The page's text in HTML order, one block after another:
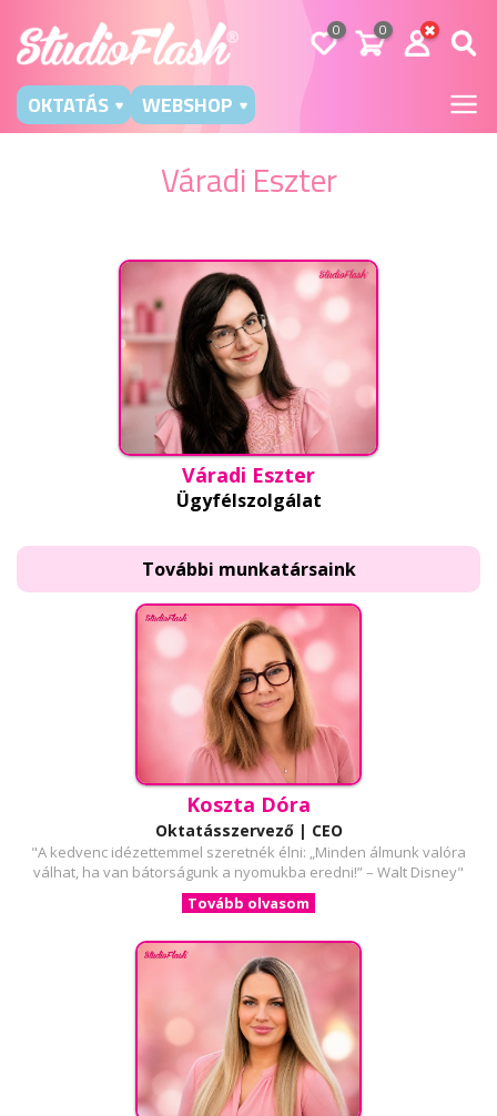
0 0
OKTATÁS WEBSHOP
Váradi Eszter
Váradi Eszter
Ügyfélszolgálat
További munkatársaink
Koszta Dóra
Oktatásszervező | CEO
"A kedvenc idézettemmel szeretnék élni: „Minden álmunk valóra
válhat, ha van bátorságunk a nyomukba eredni!” – Walt Disney"
Tovább olvasom